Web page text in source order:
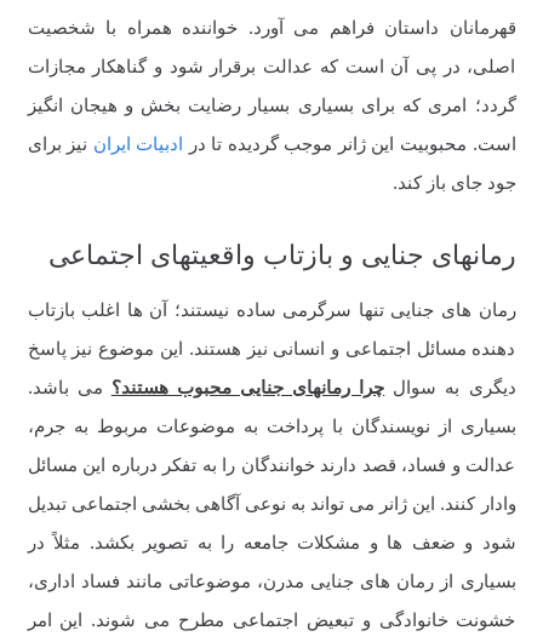
قهرمانان داستان فراهم می آورد. خواننده همراه با شخصیت
اصلی، در پی آن است که عدالت برقرار شود و گناهکار مجازات
گردد؛ امری که برای بسیاری بسیار رضایت بخش و هیجان انگیز
است. محبوبیت این ژانر موجب گردیده تا در ادبیات ایران نیز برای
جود جای باز کند.
رمانهای جنایی و بازتاب واقعیتهای اجتماعی
رمان های جنایی تنها سرگرمی ساده نیستند؛ آن ها اغلب بازتاب
دهنده مسائل اجتماعی و انسانی نیز هستند. این موضوع نیز پاسخ
دیگری به سوال چرا رمانهای جنایی محبوب هستند؟ می باشد.
بسیاری از نویسندگان با پرداخت به موضوعات مربوط به جرم،
عدالت و فساد، قصد دارند خوانندگان را به تفکر درباره این مسائل
وادار کنند. این ژانر می تواند به نوعی آگاهی بخشی اجتماعی تبدیل
شود و ضعف ها و مشکلات جامعه را به تصویر بکشد. مثلاً در
بسیاری از رمان های جنایی مدرن، موضوعاتی مانند فساد اداری،
خشونت خانوادگی و تبعیض اجتماعی مطرح می شوند. این امر